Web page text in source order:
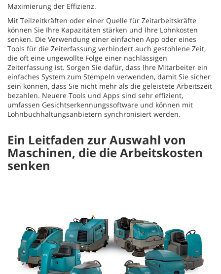
Maximierung der Effizienz.
Mit Teilzeitkräften oder einer Quelle für Zeitarbeitskräfte
können Sie Ihre Kapazitäten stärken und Ihre Lohnkosten
senken. Die Verwendung einer einfachen App oder eines
Tools für die Zeiterfassung verhindert auch gestohlene Zeit,
die oft eine ungewollte Folge einer nachlässigen
Zeiterfassung ist. Sorgen Sie dafür, dass Ihre Mitarbeiter ein
einfaches System zum Stempeln verwenden, damit Sie sicher
sein können, dass Sie nicht mehr als die geleistete Arbeitszeit
bezahlen. Neuere Tools und Apps sind sehr effizient,
umfassen Gesichtserkennungssoftware und können mit
Lohnbuchhaltungsanbietern synchronisiert werden.
Ein Leitfaden zur Auswahl von
Maschinen, die die Arbeitskosten
senken